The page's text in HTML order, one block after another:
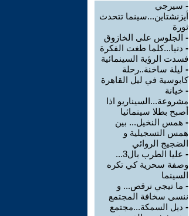
- سيرجي
أيزنشتاين...سينما تتحدث
ثورة
- الجلوس على الخازوق
- دنيا...كلما طغت الفكرة
فسدت الرؤية السينمائية
- ليلة ساخنة..رحلة
كابوسية في ليل القاهرة
- خيانة
مشروعة...السيناريو اذا
أصبح بطلا سينمائيا
- همس النخيل... بين
همس التسجيلية و
الضجيج الروائي
-
عليا الطرب بال3...
وصفة سحرية كي تكره
السينما
- ما تيجي نرقص... و
ننسى سخافة المجتمع
- ديل السمكة...مجتمع